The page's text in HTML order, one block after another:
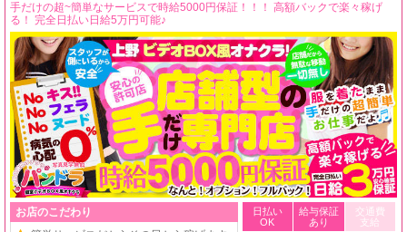
手だけの超~簡単なサービスで時給5000円保証！！！ 高額バックで楽々稼げ
る！ 完全日払い日給5万円可能♪
お店のこだわり
日払い
OK
給与保証
あり
交通費
支給